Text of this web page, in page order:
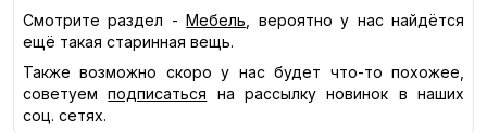
Смотрите раздел - Мебель , вероятно у нас найдётся
ещё такая старинная вещь.
Также возможно скоро у нас будет что-то похожее,
советуем
подписаться
на рассылку новинок в наших
соц. сетях.